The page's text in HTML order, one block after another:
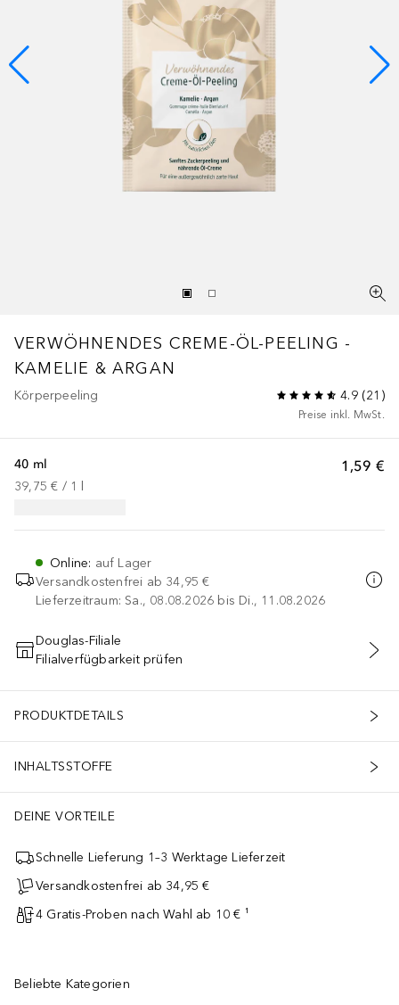
VERWÖHNENDES CREME-ÖL-PEELING -
KAMELIE & ARGAN
Körperpeeling 4.9(21 )
Preise inkl. MwSt.
1,59 €
40 ml
39,75 € / 1
Online: auf Lager
Versandkostenfrei ab 34,95 €
Lieferzeitraum: Sa., 08.08.2026 bis Di., 11.08.2026
IN DEN WARENKORB
Douglas-Filiale
Filialverfügbarkeit prüfen
PRODUKTDETAILS
INHALTSSTOFFE
DEINE VORTEILE
Schnelle Lieferung 1–3 Werktage Lieferzeit
Versandkostenfrei ab 34,95 €
4 Gratis-Proben nach Wahl ab 10 € ¹
Beliebte Kategorien